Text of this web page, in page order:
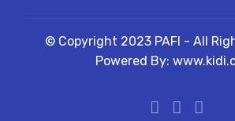
© Copyright 2023 PAFI - All
Powered By: